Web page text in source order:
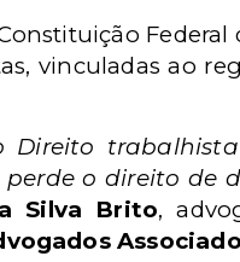
Federal
vinculadas ao
o direito de
Silva Brito,